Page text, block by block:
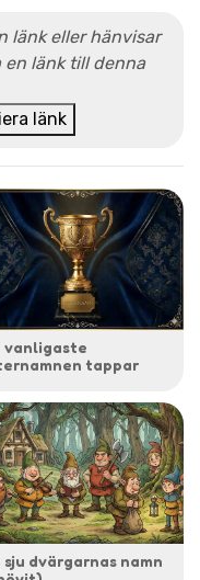
länk eller hänvisar
en länk till denna
länk
vanligaste
tappar
sju dvärgarnas namn